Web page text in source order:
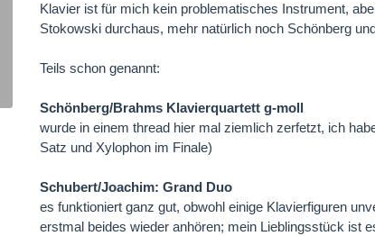
Klavier ist für mich kein problematisches Instrument,
Stokowski durchaus, mehr natürlich noch Schönberg
Teils schon genannt:
Schönberg/Brahms Klavierquartett g-moll
wurde in einem thread hier mal ziemlich zerfetzt, ich
Satz und Xylophon im Finale)
Schubert/Joachim: Grand Duo
es funktioniert ganz gut, obwohl einige Klavierfiguren
erstmal beides wieder anhören; mein Lieblingsstück ist